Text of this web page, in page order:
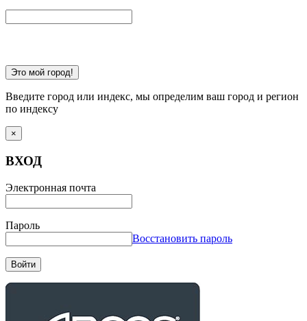
Это мой город!
Введите город или индекс, мы определим ваш город и регион
по индексу
×
ВХОД
Электронная почта
Пароль
Восстановить пароль
Войти